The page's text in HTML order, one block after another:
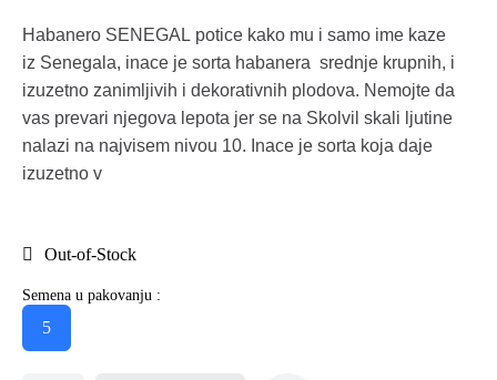
Habanero SENEGAL potice kako mu i samo ime kaze
iz Senegala, inace je sorta habanera srednje krupnih, i
izuzetno zanimljivih i dekorativnih plodova. Nemojte da
vas prevari njegova lepota jer se na Skolvil skali ljutine
nalazi na najvisem nivou 10. Inace je sorta koja daje
izuzetno v
Out-of-Stock
Semena u pakovanju :
5